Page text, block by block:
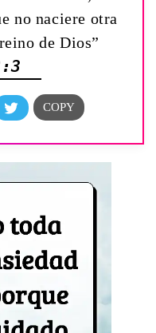
no naciere otra
de Dios”